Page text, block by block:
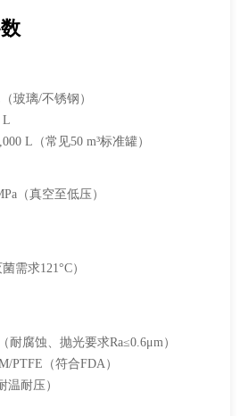
（玻璃/不锈钢）
L
L（常见50 m³标准罐）
（真空至低压）
需求121°C）
耐腐蚀、抛光要求Ra≤0.6μm）
PTFE（符合FDA）
温耐压）